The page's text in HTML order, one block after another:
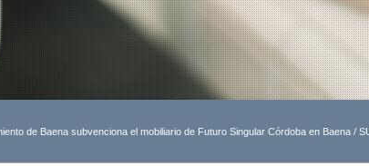
de Baena subvenciona el mobiliario de Futuro Singular Córdoba en Baena /